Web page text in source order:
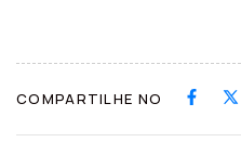
COMPARTILHE NO